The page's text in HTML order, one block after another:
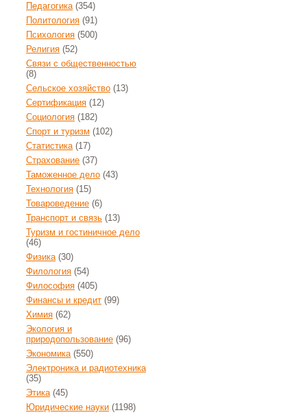
Педагогика(354)
Политология (91)
Психология (500)
Религия (52)
Связи с общественностью
(8)
Сельское хозяйство (13)
Сертификация (12)
Социология (182)
Спорт и туризм (102)
Статистика(17)
Страхование (37)
Таможенное дело (43)
Технология (15)
Товароведение (6)
Транспорт и связь (13)
Туризм и гостиничное дело
(46)
Физика(30)
Филология (54)
Философия (405)
Финансы и кредит (99)
Химия (62)
Экология и
природопользование (96)
Экономика(550)
Электроника и радиотехника
(35)
Этика(45)
Юридические науки (1198)